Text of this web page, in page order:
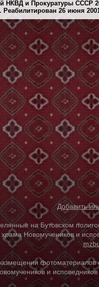
НКВД и Прокуратуры СССР
26 июня 2001
Добавить
на Бутовском
Новомучеников и
и